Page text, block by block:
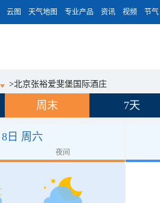
云图 天气地图 专业产品 资讯 视频 节气
>北京张裕爱斐堡国际酒庄
周末 7天
8日 周六
夜间